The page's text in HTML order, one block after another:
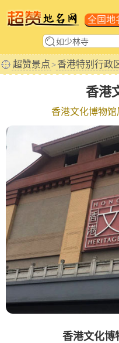
全国地
超赞景点>香港特别行政
香港
香港文化博物馆
香港文化博